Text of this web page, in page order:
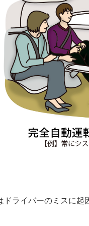
ライバーのミスに起